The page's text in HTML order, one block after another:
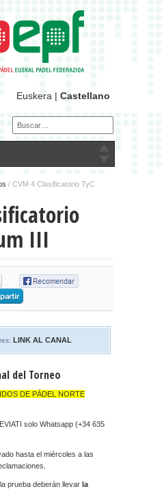
Euskera | Castellano
/ CVM 4 Clasificatorio TyC
III
LINK AL CANAL
del Torneo
DE PÁDEL NORTE
solo Whatsapp (+34 635
hasta el miércoles a las
prueba deberán llevar la